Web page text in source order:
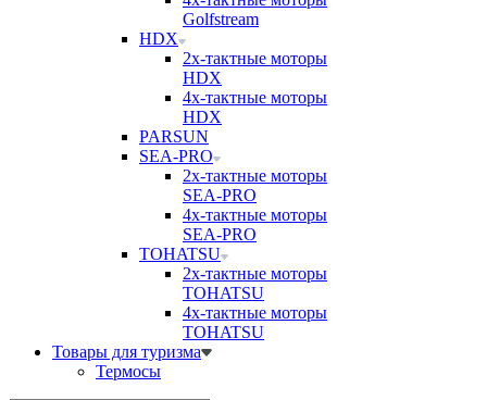
Golfstream
HDX
2х-тактные моторы
HDX
4х-тактные моторы
HDX
PARSUN
SEA-PRO
2х-тактные моторы
SEA-PRO
4х-тактные моторы
SEA-PRO
TOHATSU
2х-тактные моторы
TOHATSU
4х-тактные моторы
TOHATSU
Товары для туризма
Термосы